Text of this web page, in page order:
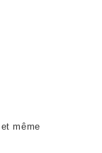
même